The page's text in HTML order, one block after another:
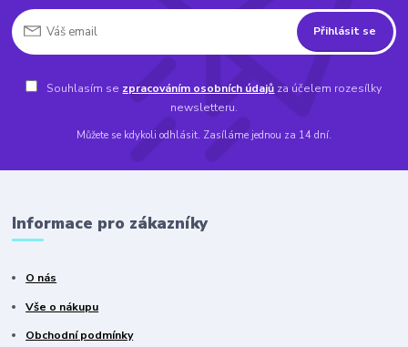
Přihlásit se
Souhlasím se zpracováním osobních údajů za účelem rozesílky
newsletteru.
Můžete se kdykoli odhlásit. Zasíláme jednou za 14 dní.
Informace pro zákazníky
O nás
Vše o nákupu
Obchodní podmínky